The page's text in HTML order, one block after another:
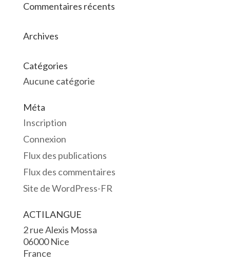
Commentaires récents
Archives
Catégories
Aucune catégorie
Méta
Inscription
Connexion
Flux des publications
Flux des commentaires
Site de WordPress-FR
ACTILANGUE
2 rue Alexis Mossa
06000 Nice
France